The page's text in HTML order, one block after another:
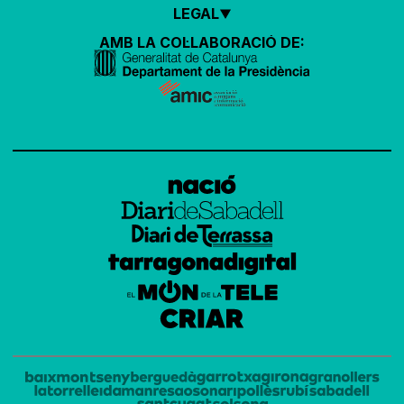
LEGAL
AMB LA COL·LABORACIÓ DE: